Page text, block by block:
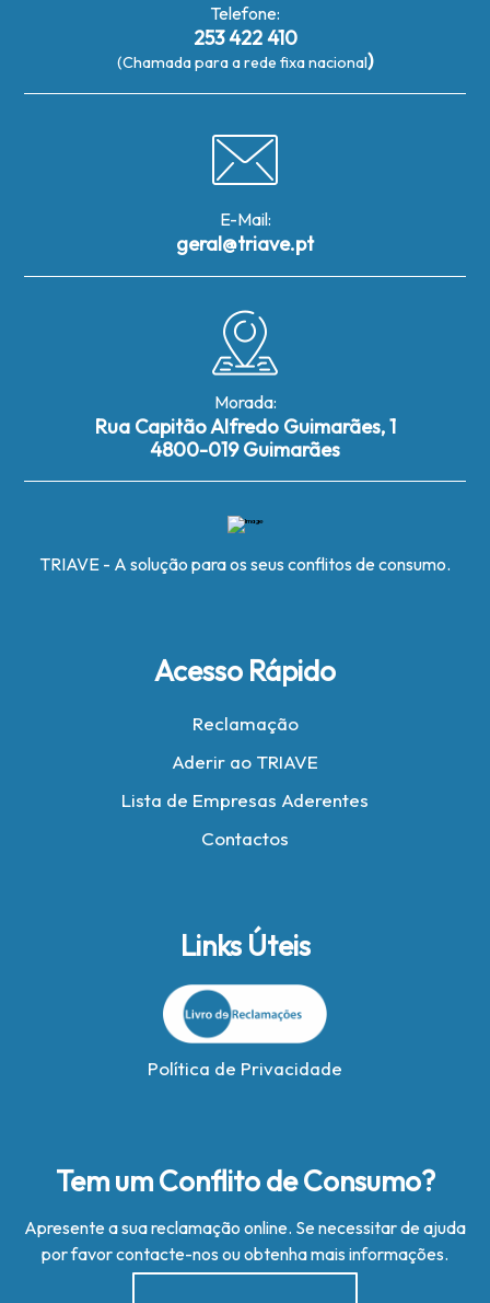
Telefone:
253 422 410
(Chamada para a rede fixa nacional)
E-Mail:
geral@triave.pt
Morada:
Rua Capitão Alfredo Guimarães, 1
4800-019 Guimarães
TRIAVE - A solução para os seus conflitos de consumo.
Acesso Rápido
Reclamação
Aderir ao TRIAVE
Lista de Empresas Aderentes
Contactos
Links Úteis
Política de Privacidade
Tem um Conflito de Consumo?
Apresente a sua reclamação online. Se necessitar de ajuda
por favor contacte-nos ou obtenha mais informações.